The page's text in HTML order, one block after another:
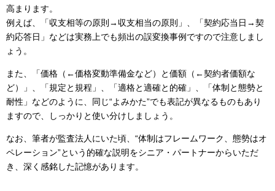
高まります。
例えば、「収支相等の原則→収支相当の原則」、「契約応当日→契
約応答日」などは実務上でも頻出の誤変換事例ですので注意しまし
ょう。
また、「価格（←価格変動準備金など）と価額（←契約者価額な
ど）」、「規定と規程」、「適格と適確と的確」、「体制と態勢と
耐性」などのように、同じ“よみかた”でも表記が異なるものもあり
ますので、しっかりと使い分けしましょう。
なお、筆者が監査法人にいた頃、“体制はフレームワーク、態勢はオ
ペレーション”という的確な説明をシニア・パートナーからいただ
き、深く感銘した記憶があります。